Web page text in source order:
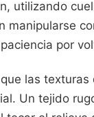
utilizando
manipularse
por
las
Un tejido